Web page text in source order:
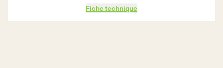
Fiche technique